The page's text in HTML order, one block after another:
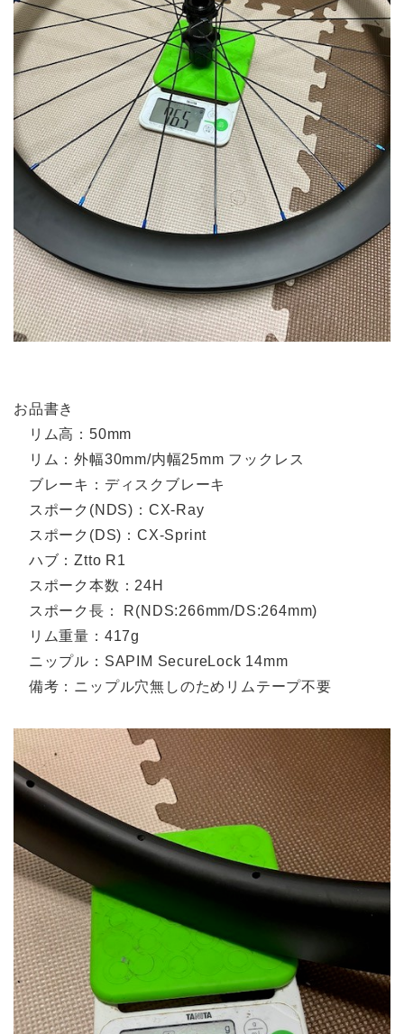
お品書き
リム高：50mm
リム：外幅30mm/内幅25mm フックレス
ブレーキ：ディスクブレーキ
スポーク(NDS)：CX-Ray
スポーク(DS)：CX-Sprint
ハブ：Ztto R1
スポーク本数：24H
スポーク長： R(NDS:266mm/DS:264mm)
リム重量：417g
ニップル：SAPIM SecureLock 14mm
備考：ニップル穴無しのためリムテープ不要